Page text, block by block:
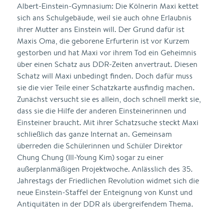
Albert-Einstein-Gymnasium: Die Kölnerin Maxi kettet
sich ans Schulgebäude, weil sie auch ohne Erlaubnis
ihrer Mutter ans Einstein will. Der Grund dafür ist
Maxis Oma, die geborene Erfurterin ist vor Kurzem
gestorben und hat Maxi vor ihrem Tod ein Geheimnis
über einen Schatz aus DDR-Zeiten anvertraut. Diesen
Schatz will Maxi unbedingt finden. Doch dafür muss
sie die vier Teile einer Schatzkarte ausfindig machen.
Zunächst versucht sie es allein, doch schnell merkt sie,
dass sie die Hilfe der anderen Einsteinerinnen und
Einsteiner braucht. Mit ihrer Schatzsuche steckt Maxi
schließlich das ganze Internat an. Gemeinsam
überreden die Schülerinnen und Schüler Direktor
Chung Chung (Ill-Young Kim) sogar zu einer
außerplanmäßigen Projektwoche. Anlässlich des 35.
Jahrestags der Friedlichen Revolution widmet sich die
neue Einstein-Staffel der Enteignung von Kunst und
Antiquitäten in der DDR als übergreifendem Thema.